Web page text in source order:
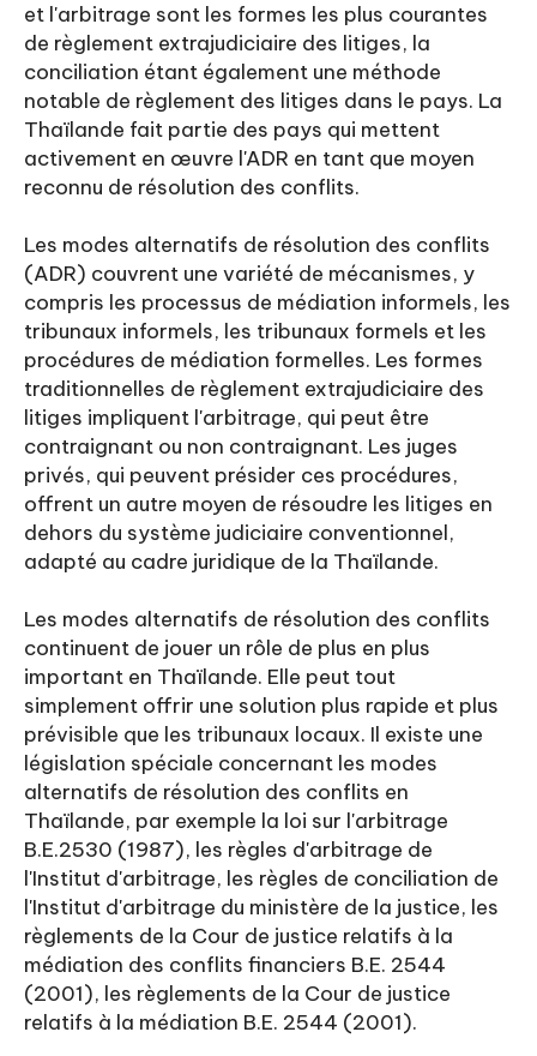
et l'arbitrage sont les formes les plus courantes
de règlement extrajudiciaire des litiges, la
conciliation étant également une méthode
notable de règlement des litiges dans le pays. La
Thaïlande fait partie des pays qui mettent
activement en œuvre l'ADR en tant que moyen
reconnu de résolution des conflits.
Les modes alternatifs de résolution des conflits
(ADR) couvrent une variété de mécanismes, y
compris les processus de médiation informels, les
tribunaux informels, les tribunaux formels et les
procédures de médiation formelles. Les formes
traditionnelles de règlement extrajudiciaire des
litiges impliquent l'arbitrage, qui peut être
contraignant ou non contraignant. Les juges
privés, qui peuvent présider ces procédures,
offrent un autre moyen de résoudre les litiges en
dehors du système judiciaire conventionnel,
adapté au cadre juridique de la Thaïlande.
Les modes alternatifs de résolution des conflits
continuent de jouer un rôle de plus en plus
important en Thaïlande. Elle peut tout
simplement offrir une solution plus rapide et plus
prévisible que les tribunaux locaux. Il existe une
législation spéciale concernant les modes
alternatifs de résolution des conflits en
Thaïlande, par exemple la loi sur l'arbitrage
B.E.2530 (1987), les règles d'arbitrage de
l'Institut d'arbitrage, les règles de conciliation de
l'Institut d'arbitrage du ministère de la justice, les
règlements de la Cour de justice relatifs à la
médiation des conflits financiers B.E. 2544
(2001), les règlements de la Cour de justice
relatifs à la médiation B.E. 2544 (2001).